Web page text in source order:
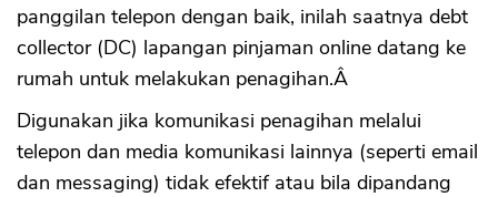
panggilan telepon dengan baik, inilah saatnya debt
collector (DC) lapangan pinjaman online datang ke
rumah untuk melakukan penagihan.Â
Digunakan jika komunikasi penagihan melalui
telepon dan media komunikasi lainnya (seperti email
dan messaging) tidak efektif atau bila dipandang